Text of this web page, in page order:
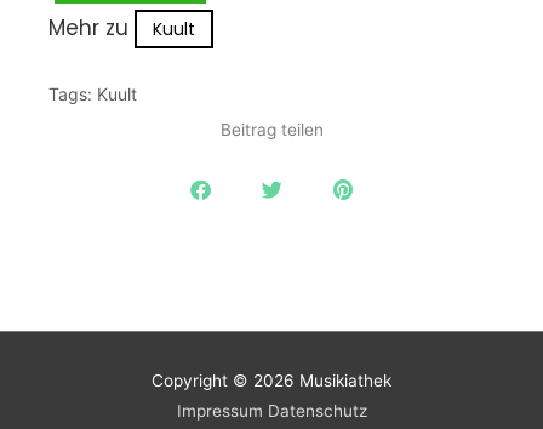
Mehr zu Kuult
Tags: Kuult
Beitrag teilen
Copyright © 2026 Musikiathek
Impressum Datenschutz